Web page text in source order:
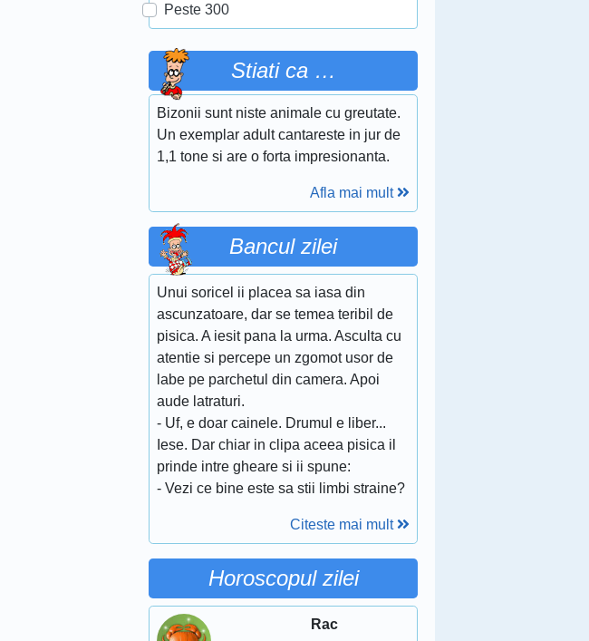
Peste 300
Stiati ca …
Bizonii sunt niste animale cu greutate.
Un exemplar adult cantareste in jur de
1,1 tone si are o forta impresionanta.
Afla mai mult
Bancul zilei
Unui soricel ii placea sa iasa din
ascunzatoare, dar se temea teribil de
pisica. A iesit pana la urma. Asculta cu
atentie si percepe un zgomot usor de
labe pe parchetul din camera. Apoi
aude latraturi.
- Uf, e doar cainele. Drumul e liber...
Iese. Dar chiar in clipa aceea pisica il
prinde intre gheare si ii spune:
- Vezi ce bine este sa stii limbi straine?
Citeste mai mult
Horoscopul zilei
Rac